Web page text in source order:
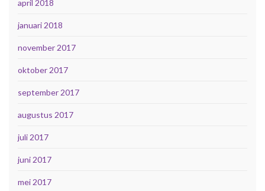
april 2018
januari 2018
november 2017
oktober 2017
september 2017
augustus 2017
juli 2017
juni 2017
mei 2017